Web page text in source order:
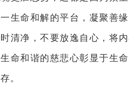
一生命和解的平台，凝聚善
时清净，不要放逸自心，将
生命和谐的慈悲心彰显于生
存。